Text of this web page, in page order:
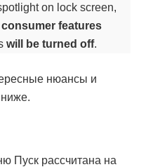
on lock screen,
features
will be turned off.
нюансы и
Пуск рассчитана на